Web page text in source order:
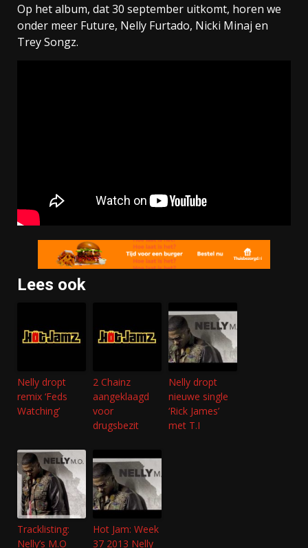
Op het album, dat 30 september uitkomt, horen we
onder meer Future, Nelly Furtado, Nicki Minaj en
Trey Songz.
Lees ook
Nelly dropt
remix ‘Feds
Watching’
2 Chainz
aangeklaagd
voor
drugsbezit
Nelly dropt
nieuwe single
‘Rick James’
met T.I
Tracklisting:
Nelly’s M.O
Hot Jam: Week
37 2013 Nelly